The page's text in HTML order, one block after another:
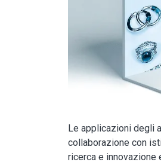
Le applicazioni degli
collaborazione con
ricerca e innovazione